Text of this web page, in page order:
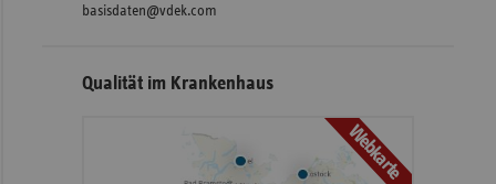
basisdaten@vdek.com
Qualität im Krankenhaus
Webkarte